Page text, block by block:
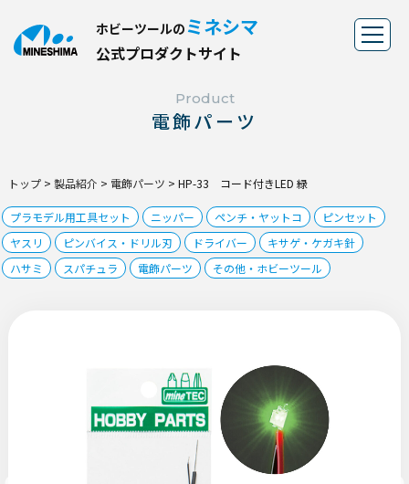
ホビーツールの ミネシマ
公式プロダク トサイ ト
Product
電飾パーツ
トップ> 製品紹介 > 電飾パーツ > HP-33 コード付きLED 緑
プラモデル用工具セット ニッパー ペンチ・ヤットコ
ピンセット
ヤスリ
ピンバイス・ドリル刃 ドライバー
キサゲ・ケガキ針
ハサミ
スパチュラ 電飾パーツ その他・ホビーツール